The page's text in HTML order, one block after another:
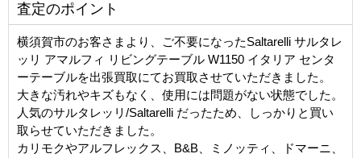
査定のポイント
横須賀市のお客さまより、ご不要になったSaltarelli サルタレ
ッリ アマルフィ リビングテーブル W1150 イタリア センタ
ーテーブルを出張買取にてお買取させていただきました。
大きな汚れやキズもなく、使用には問題がない状態でした。
人気のサルタレッリ/Saltarelli だったため、しっかりと買い
取らせていただきました。
カリモクやアルフレックス、B&B、ミノッティ、ドマーニ、